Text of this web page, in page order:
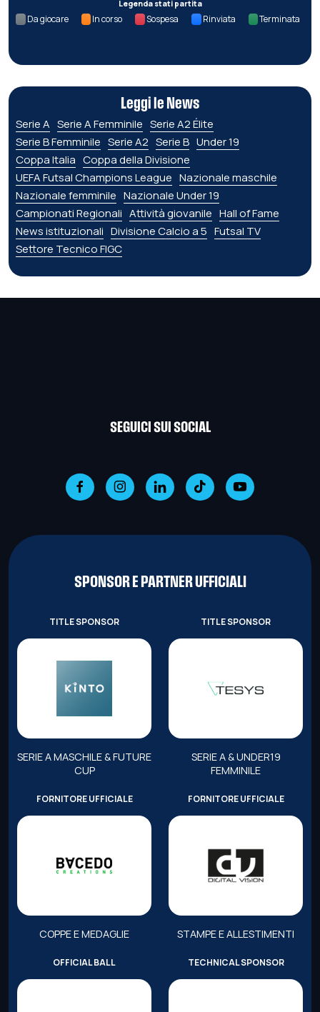
Legenda stati partita
Da giocare In corso Sospesa Rinviata Terminata
Leggi le News
Serie A Serie A Femminile Serie A2 Élite
Serie B Femminile Serie A2 Serie B Under 19
Coppa Italia Coppa della Divisione
UEFA Futsal Champions League Nazionale maschile
Nazionale femminile Nazionale Under 19
Campionati Regionali Attività giovanile Hall of Fame
News istituzionali Divisione Calcio a 5 Futsal TV
Settore Tecnico FIGC
SEGUICI SUI SOCIAL
SPONSOR E PARTNER UFFICIALI
TITLE SPONSOR
SERIE A MASCHILE & FUTURE
CUP
TITLE SPONSOR
SERIE A & UNDER19
FEMMINILE
FORNITORE UFFICIALE
COPPE E MEDAGLIE
FORNITORE UFFICIALE
STAMPE E ALLESTIMENTI
OFFICIAL BALL TECHNICAL SPONSOR